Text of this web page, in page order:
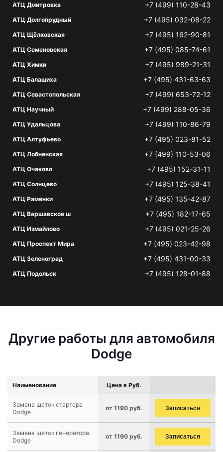
АТЦ Дмитровка +7 (499) 110-28-43
АТЦ Долгопрудный +7 (495) 032-08-22
АТЦ Щёлковская +7 (495) 162-90-81
АТЦ Семеновская +7 (495) 085-74-61
АТЦ Химки +7 (495) 989-21-31
АТЦ Балашиха +7 (495) 431-63-63
АТЦ Севастопольская +7 (499) 653-72-12
АТЦ Научный +7 (499) 288-05-36
АТЦ Удальцова +7 (499) 110-86-79
АТЦ Алтуфьево +7 (495) 023-81-52
АТЦ Лобненская +7 (499) 110-53-06
АТЦ Очаково +7 (495) 152-31-11
АТЦ Солнцево +7 (495) 125-38-41
АТЦ Раменки +7 (495) 135-42-87
АТЦ Варшавское ш +7 (495) 182-17-65
АТЦ Измайлово +7 (495) 021-25-26
АТЦ Проспект Мира +7 (495) 023-42-98
АТЦ Зеленоград +7 (495) 431-00-33
АТЦ Подольск +7 (495) 128-01-88
Другие работы для автомобиля
Dodge
Наименование Цена в Руб.
Замена щеток стартера
Dodge
от 1190 руб. Записаться
Замена щеток генератора
Dodge
от 1190 руб. Записаться